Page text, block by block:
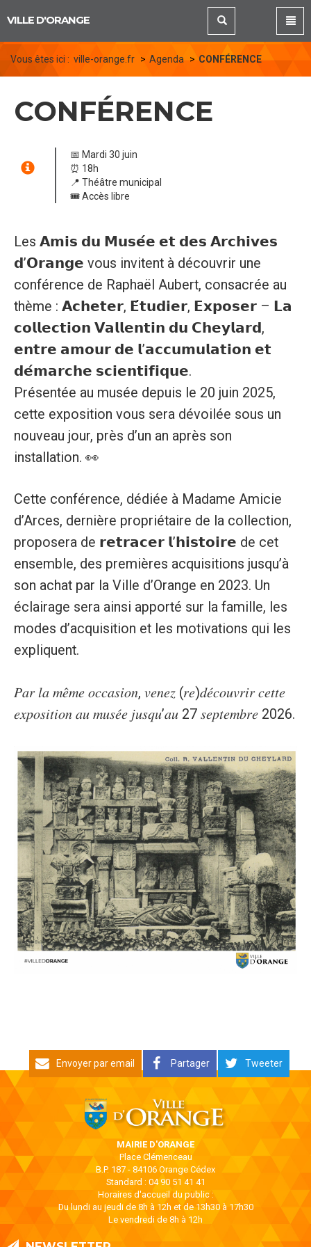
VILLE D'ORANGE
Vous êtes ici : ville-orange.fr Agenda CONFÉRENCE
CONFÉRENCE
📅 Mardi 30 juin
⏰ 18h
📍 Théâtre municipal
🎟️ Accès libre
Les 𝗔𝗺𝗶𝘀 𝗱𝘂 𝗠𝘂𝘀𝗲́𝗲 𝗲𝘁 𝗱𝗲𝘀 𝗔𝗿𝗰𝗵𝗶𝘃𝗲𝘀
𝗱’𝗢𝗿𝗮𝗻𝗴𝗲 vous invitent à découvrir une
conférence de Raphaël Aubert, consacrée au
thème : 𝗔𝗰𝗵𝗲𝘁𝗲𝗿, 𝗘́𝘁𝘂𝗱𝗶𝗲𝗿, 𝗘𝘅𝗽𝗼𝘀𝗲𝗿 – 𝗟𝗮
𝗰𝗼𝗹𝗹𝗲𝗰𝘁𝗶𝗼𝗻 𝗩𝗮𝗹𝗹𝗲𝗻𝘁𝗶𝗻 𝗱𝘂 𝗖𝗵𝗲𝘆𝗹𝗮𝗿𝗱,
𝗲𝗻𝘁𝗿𝗲 𝗮𝗺𝗼𝘂𝗿 𝗱𝗲 𝗹’𝗮𝗰𝗰𝘂𝗺𝘂𝗹𝗮𝘁𝗶𝗼𝗻 𝗲𝘁
𝗱𝗲́𝗺𝗮𝗿𝗰𝗵𝗲 𝘀𝗰𝗶𝗲𝗻𝘁𝗶𝗳𝗶𝗾𝘂𝗲.
Présentée au musée depuis le 20 juin 2025,
cette exposition vous sera dévoilée sous un
nouveau jour, près d’un an après son
installation. 👀
Cette conférence, dédiée à Madame Amicie
d’Arces, dernière propriétaire de la collection,
proposera de 𝗿𝗲𝘁𝗿𝗮𝗰𝗲𝗿 𝗹’𝗵𝗶𝘀𝘁𝗼𝗶𝗿𝗲 de cet
ensemble, des premières acquisitions jusqu’à
son achat par la Ville d’Orange en 2023. Un
éclairage sera ainsi apporté sur la famille, les
modes d’acquisition et les motivations qui les
expliquent.
𝑃𝑎𝑟 𝑙𝑎 𝑚𝑒̂𝑚𝑒 𝑜𝑐𝑐𝑎𝑠𝑖𝑜𝑛, 𝑣𝑒𝑛𝑒𝑧 (𝑟𝑒)𝑑𝑒́𝑐𝑜𝑢𝑣𝑟𝑖𝑟 𝑐𝑒𝑡𝑡𝑒
𝑒𝑥𝑝𝑜𝑠𝑖𝑡𝑖𝑜𝑛 𝑎𝑢 𝑚𝑢𝑠𝑒́𝑒 𝑗𝑢𝑠𝑞𝑢’𝑎𝑢 27 𝑠𝑒𝑝𝑡𝑒𝑚𝑏𝑟𝑒 2026.
Envoyer par email Partager Tweeter
MAIRIE D'ORANGE
Place Clémenceau
B.P. 187 - 84106 Orange Cédex
Standard : 04 90 51 41 41
Horaires d'accueil du public :
Du lundi au jeudi de 8h à 12h et de 13h30 à 17h30
Le vendredi de 8h à 12h